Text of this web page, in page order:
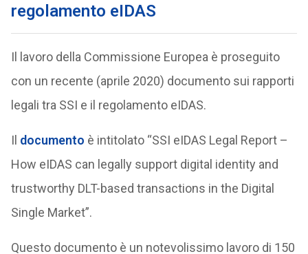
regolamento eIDAS
Il lavoro della Commissione Europea è proseguito
con un recente (aprile 2020) documento sui rapporti
legali tra SSI e il regolamento eIDAS.
Il documento è intitolato “SSI eIDAS Legal Report –
How eIDAS can legally support digital identity and
trustworthy DLT-based transactions in the Digital
Single Market”.
Questo documento è un notevolissimo lavoro di 150